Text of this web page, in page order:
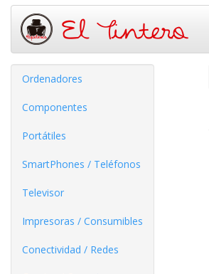
Ordenadores
Componentes
Portátiles
SmartPhones / Teléfonos
Televisor
Impresoras / Consumibles
Conectividad / Redes